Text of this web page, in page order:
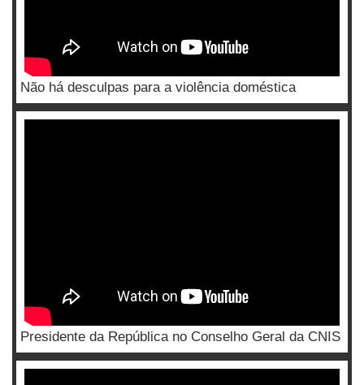
Não há desculpas para a violência doméstica
Presidente da República no Conselho Geral da CNIS